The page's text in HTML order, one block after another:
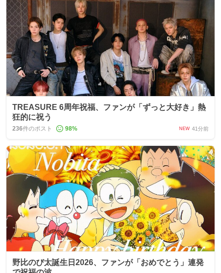
TREASURE 6周年祝福、ファンが「ずっと大好き」熱
狂的に祝う
236件のポスト 98% NEW 41分前
野比のび太誕生日2026、ファンが「おめでとう」連発